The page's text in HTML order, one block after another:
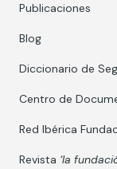
Publicaciones
Blog
Diccionario de
Centro de
Red Ibérica
Revista ‘la